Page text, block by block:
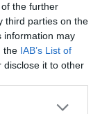
the further
third parties on the
information may
the IAB’s List of
disclose it to other